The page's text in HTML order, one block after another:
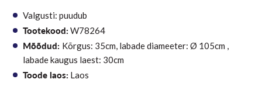
Valgusti: puudub
Tootekood: W78264
Mõõdud: Kõrgus: 35cm, labade diameeter: Ø 105cm ,
labade kaugus laest: 30cm
Toode laos: Laos